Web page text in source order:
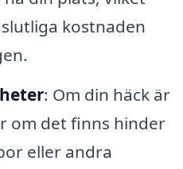
kostnaden
: Om din häck är
om det finns hinder
eller andra